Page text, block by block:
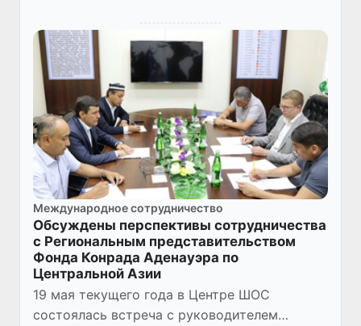
Международное сотрудничество
Обсуждены перспективы сотрудничества
с Региональным представительством
Фонда Конрада Аденауэра по
Центральной Азии
19 мая текущего года в Центре ШОС
состоялась встреча с руководителем